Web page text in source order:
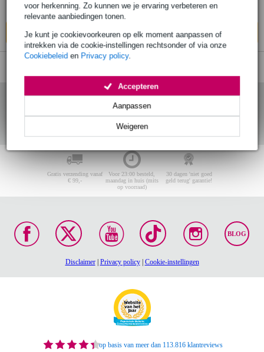
voor herkenning. Zo kunnen we je ervaring verbeteren en
relevante aanbiedingen tonen.
Je kunt je cookievoorkeuren op elk moment aanpassen of
intrekken via de cookie-instellingen rechtsonder of via onze
Cookiebeleid en Privacy policy.
Weigeren
Aanpassen
Accepteren
Ook in1 winkelop voorraad
In mijn winkelwagen
Gratis verzending vanaf
€ 99,-
Voor 23:00 besteld,
maandag in huis (mits
op voorraad)
30 dagen 'niet goed
geld terug' garantie!
BLOG
Disclaimer| Privacy policy| Cookie-instellingen
op basis van meer dan 113.816 klantreviews